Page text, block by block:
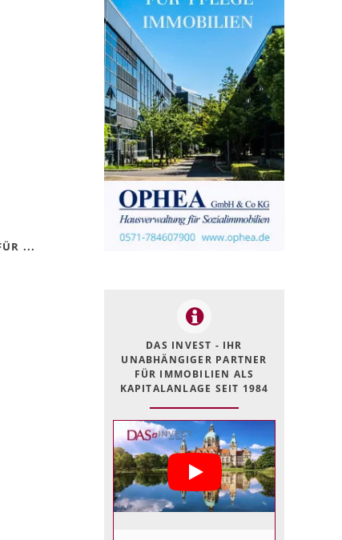
...
DAS INVEST - IHR
UNABHÄNGIGER PARTNER
FÜR IMMOBILIEN ALS
KAPITALANLAGE SEIT 1984